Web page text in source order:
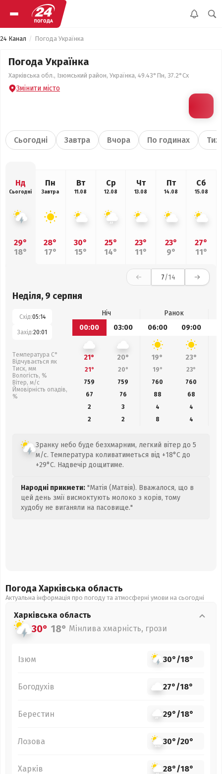
24 Канал Погода Українка
Погода Українка
Харківська обл., Ізюмський район, Українка, 49.43°Пн, 37.2°Сх
Змінити місто
Сьогодні Завтра Вчора По годинах
Нд
Сьогодні
29°
18°
Пн
Завтра
28°
17°
Вт
11.08
30°
15°
Ср
12.08
25°
14°
Чт
13.08
23°
11°
Пт
14.08
23°
9°
Сб
15.08
27°
11°
7/14
Неділя, 9 серпня
Схід:05:14
Захід:20:01
Температура С°
Відчувається як
Тиск, мм
Вологість, %
Вітер, м/с
Ймовірність опадів,
%
Ніч
Ранок
00:00
03:00 06:00 09:00
21° 20° 19° 23°
21° 20° 19° 23°
759
759 760 760
67
76 88 68
2
3 4
4
2
2 8 4
Зранку небо буде безхмарним, легкий вітер до 5
м/с. Температура коливатиметься від +18°C до
+29°C. Надвечір дощитиме.
Народні прикмети: "Матія (Матвія). Вважалося, що в
цей день змії висмоктують молоко з корів, тому
худобу не виганяли на пасовище."
Погода Харківська область
Актуальна інформація про погоду та атмосферні умови на сьогодні
Харківська область
30° 18° Мінлива хмарність, грози
Ізюм 30°/18°
Богодухів 27°/18°
Берестин 29°/18°
Лозова 30°/20°
Харків 28°/18°